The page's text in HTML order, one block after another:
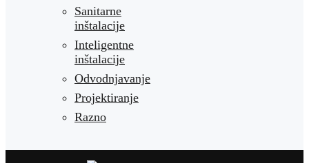
Sanitarne
inštalacije
Inteligentne
inštalacije
Odvodnjavanje
Projektiranje
Razno